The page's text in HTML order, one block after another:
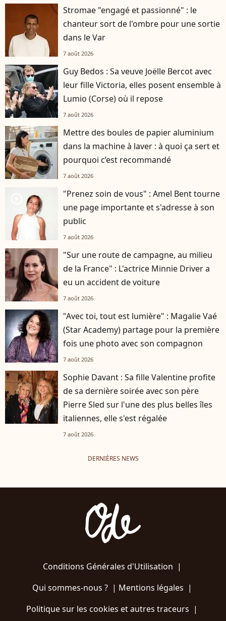
Stromae "engagé et passionné" : le
chanteur sort de l'ombre pour une sortie
dans le Var
7 août 2026
Guy Bedos : Sa veuve Joëlle Bercot avec
leur fille Victoria, elles posent ensemble à
Lumio (Corse) où il repose
7 août 2026
Mettre des boules de papier aluminium
dans la machine à laver : à quoi ça sert et
pourquoi c’est recommandé
7 août 2026
"Prenez soin de vous" : Amel Bent tourne
une page importante et s'adresse à son
public
7 août 2026
"Sur une route de campagne, au milieu
de la France" : L'actrice Minnie Driver a
eu un accident de voiture
7 août 2026
"Avec toi, tout est lumière" : Magalie Vaé
(Star Academy) partage pour la première
fois une photo avec son compagnon
7 août 2026
Sophie Davant : Sa fille Valentine profite
de sa dernière soirée avec son père
Pierre Sled sur l'une des plus belles îles
italiennes, elle s'est régalée
7 août 2026
DERNIÈRES NEWS
Conditions Générales d'Utilisation |
Qui sommes-nous ?| Mentions légales |
Politique sur les cookies et autres traceurs |